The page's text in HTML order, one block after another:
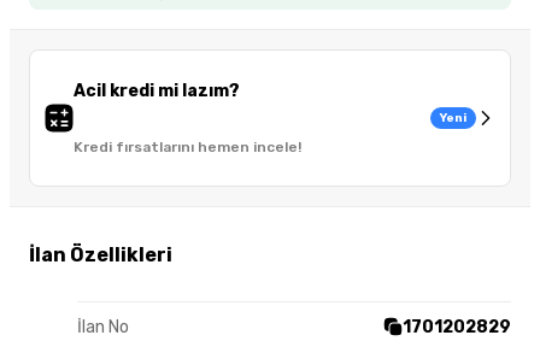
Acil kredi mi lazım?
Kredi fırsatlarını hemen incele!
Yeni
İlan Özellikleri
İlan No 1701202829